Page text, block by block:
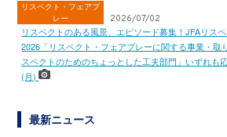
リスペクト・フェアプ
レー
2026/07/02
リスペクトのある風景、エピソード募集！JFAリス
2026「リスペクト・フェアプレーに関する事業・取
スペクトのためのちょっとした工夫部門」いずれも
(月)
最新ニュース